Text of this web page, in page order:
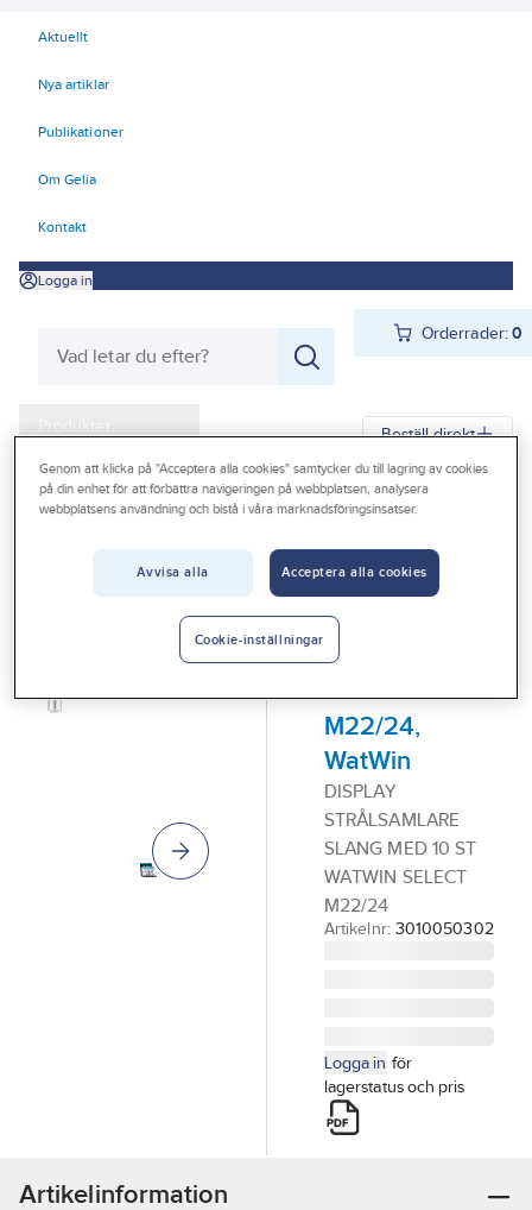
Aktuellt
Nya artiklar
Publikationer
Om Gelia
Kontakt
Logga in
Orderrader:0
Produkter
Kampanjer
Outlet
Beställ direkt
Gelia Produkter Gelia VVS Blandare Strålsamlare/köksdusch
Bänkdisplay,
strålsamlare
med slang,
Select
M22/24,
WatWin
DISPLAY
STRÅLSAMLARE
SLANG MED 10 ST
WATWIN SELECT
M22/24
Artikelnr: 3010050302
Logga in för
lagerstatus och pris
Artikelinformation
Genom att klicka på "Acceptera alla cookies" samtycker du till lagring av cookies
på din enhet för att förbättra navigeringen på webbplatsen, analysera
webbplatsens användning och bistå i våra marknadsföringsinsatser.
Avvisa alla Acceptera alla cookies
Cookie-inställningar